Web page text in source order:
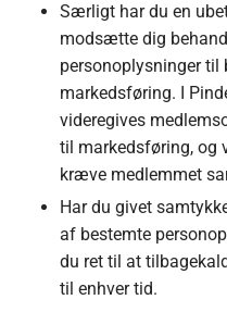
Særligt har du en
modsætte dig
personoplysninger til
markedsføring. I
videregives
til markedsføring, og
kræve medlemmet
Har du givet
af bestemte
du ret til at
til enhver tid.